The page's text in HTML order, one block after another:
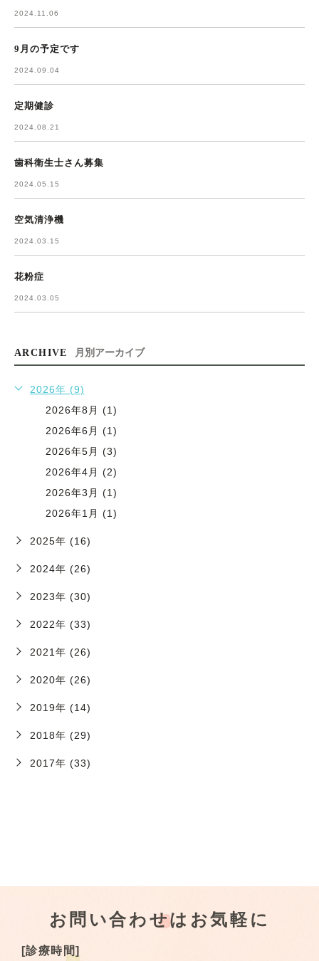
2024.11.06
9月の予定です
2024.09.04
定期健診
2024.08.21
歯科衛生士さん募集
2024.05.15
空気清浄機
2024.03.15
花粉症
2024.03.05
ARCHIVE 月別アーカイブ
2026年 (9)
2026年8月 (1)
2026年6月 (1)
2026年5月 (3)
2026年4月 (2)
2026年3月 (1)
2026年1月 (1)
2025年 (16)
2024年 (26)
2023年 (30)
2022年 (33)
2021年 (26)
2020年 (26)
2019年 (14)
2018年 (29)
2017年 (33)
お問い合わせはお気軽に
[診療時間]